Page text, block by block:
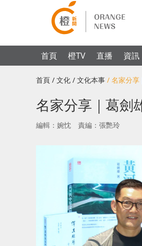
首頁 橙TV 直播 資訊
首頁 / 文化 / 文化本事 / 名家分享
名家分享｜葛劍
編輯：婉忱 責編：張艷玲